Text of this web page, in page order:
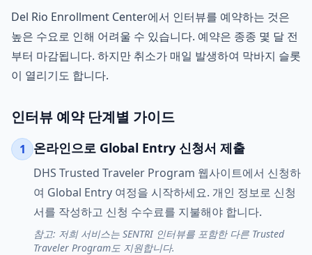
Del Rio Enrollment Center에서 인터뷰를 예약하는 것은
높은 수요로 인해 어려울 수 있습니다. 예약은 종종 몇 달 전
부터 마감됩니다. 하지만 취소가 매일 발생하여 막바지 슬롯
이 열리기도 합니다.
인터뷰 예약 단계별 가이드
1 온라인으로 Global Entry 신청서 제출
DHS Trusted Traveler Program 웹사이트에서 신청하
여 Global Entry 여정을 시작하세요. 개인 정보로 신청
서를 작성하고 신청 수수료를 지불해야 합니다.
참고: 저희 서비스는 SENTRI 인터뷰를 포함한 다른 Trusted
Traveler Program도 지원합니다.